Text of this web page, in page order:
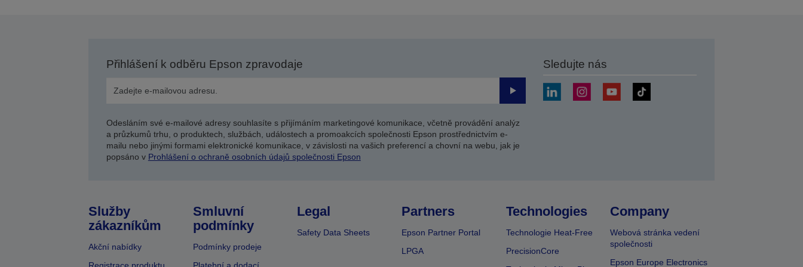
Přihlášení k odběru Epson zpravodaje
Odeslat
Odesláním své e-mailové adresy souhlasíte s přijímáním marketingové komunikace, včetně provádění analýz
a průzkumů trhu, o produktech, službách, událostech a promoakcích společnosti Epson prostřednictvím e-
mailu nebo jinými formami elektronické komunikace, v závislosti na vašich preferencí a chovní na webu, jak je
popsáno v Prohlášení o ochraně osobních údajů společnosti Epson
Sledujte nás
Služby
zákazníkům
Akční nabídky
Smluvní
podmínky
Podmínky prodeje
Legal
Safety Data Sheets
Partners
Epson Partner Portal
LPGA
Technologies
Technologie Heat-Free
PrecisionCore
Company
Webová stránka vedení
společnosti
Epson Europe Electronics